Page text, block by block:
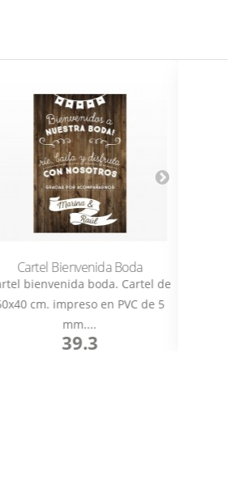
Cartel Bienvenida Boda
bienvenida boda. Cartel de
cm. impreso en PVC de 5
mm....
39.3
Cartel